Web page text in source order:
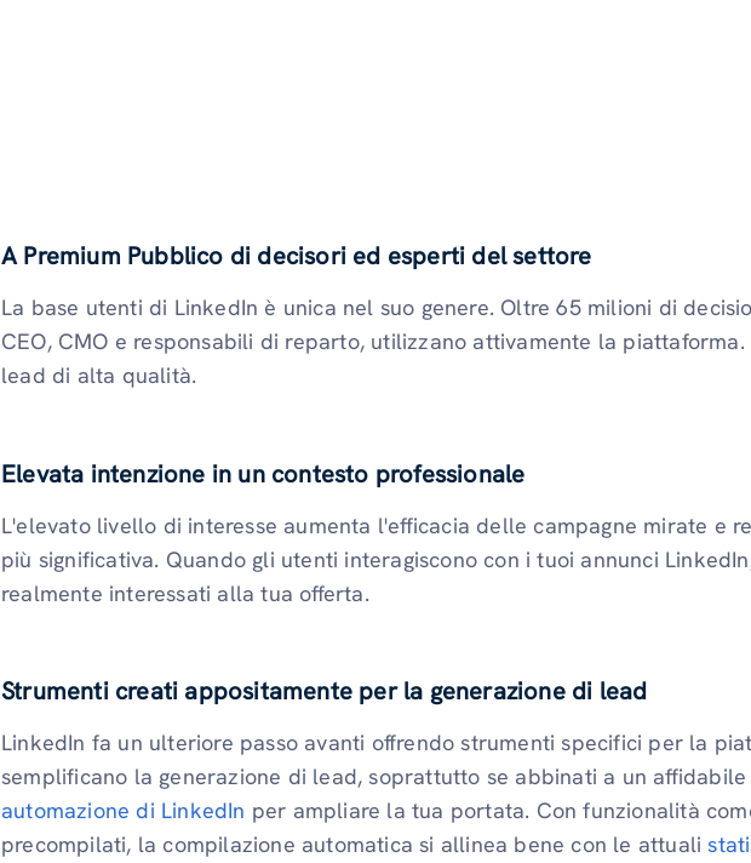
A Premium Pubblico di decisori ed esperti del settore
La base utenti di LinkedIn è unica nel suo genere. Oltre 65 milioni di
CEO, CMO e responsabili di reparto, utilizzano attivamente la piattaforma.
lead di alta qualità.
Elevata intenzione in un contesto professionale
L'elevato livello di interesse aumenta l'efficacia delle campagne mirate e
più significativa. Quando gli utenti interagiscono con i tuoi annunci
realmente interessati alla tua offerta.
Strumenti creati appositamente per la generazione di lead
LinkedIn fa un ulteriore passo avanti offrendo strumenti specifici per la
semplificano la generazione di lead, soprattutto se abbinati a un
automazione di LinkedIn per ampliare la tua portata. Con funzionalità
precompilati, la compilazione automatica si allinea bene con le attuali